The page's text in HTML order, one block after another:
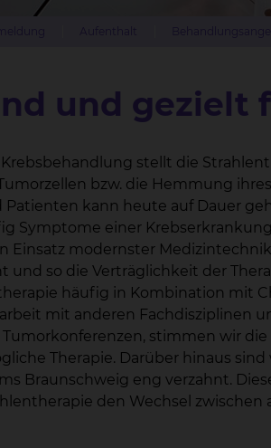
und gezielt
stellt die
bzw. die Hemmung
kann heute auf Dauer
Symptome einer
Einsatz modernster
und so die Verträglichkeit der
häufig in Kombination mit
mit anderen Fachdisziplinen
stimmen wir
Therapie. Darüber hinaus
Braunschweig eng verzahnt.
den Wechsel